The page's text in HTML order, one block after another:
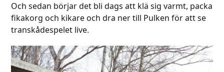
Och sedan börjar det bli dags att klä sig varmt, packa
fikakorg och kikare och dra ner till Pulken för att se
transkådespelet live.